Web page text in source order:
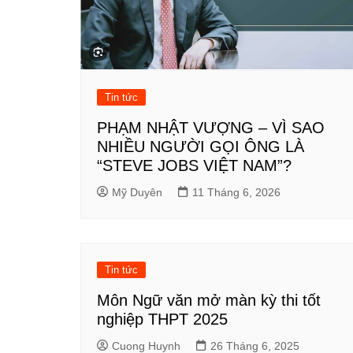
Tin tức
PHẠM NHẬT VƯỢNG – VÌ SAO
NHIỀU NGƯỜI GỌI ÔNG LÀ
“STEVE JOBS VIỆT NAM”?
Mỹ Duyên 11 Tháng 6, 2026
Tin tức
Môn Ngữ văn mở màn kỳ thi tốt
nghiệp THPT 2025
Cuong Huynh 26 Tháng 6, 2025